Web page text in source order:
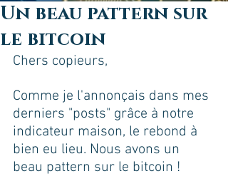
Un beau pattern sur
le bitcoin
Chers copieurs,
Comme je l'annonçais dans mes
derniers "posts" grâce à notre
indicateur maison, le rebond à
bien eu lieu. Nous avons un
beau pattern sur le bitcoin !